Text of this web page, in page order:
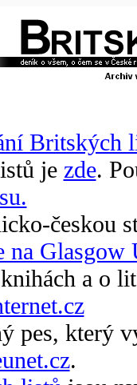
Britských
je zde.
českou
na Glasgow
a o
pes, který
.